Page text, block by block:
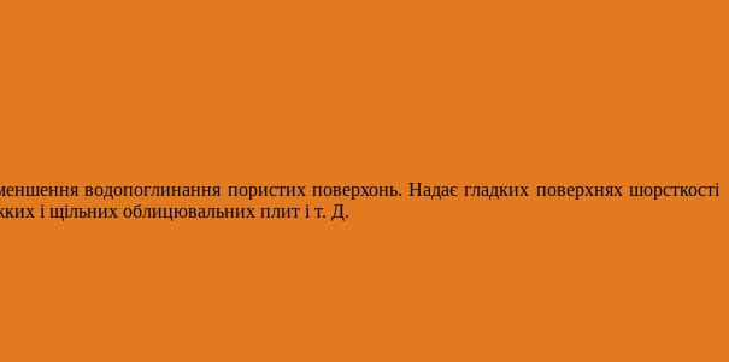
водопоглинання пористих поверхонь. Надає гладких поверхнях шорсткості
і щільних облицювальних плит і т. Д.